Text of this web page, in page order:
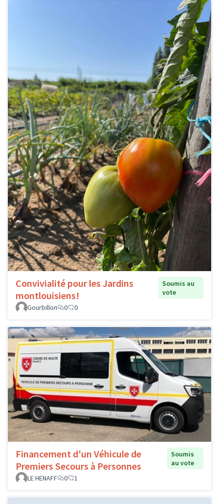
Convivialité pour les Jardins
montlouisiens!
Soumis au
vote
Gourbillon
0 0
Financement d'un Véhicule de
Premiers Secours à Personnes
Soumis
au vote
LE HENAFF
0 1